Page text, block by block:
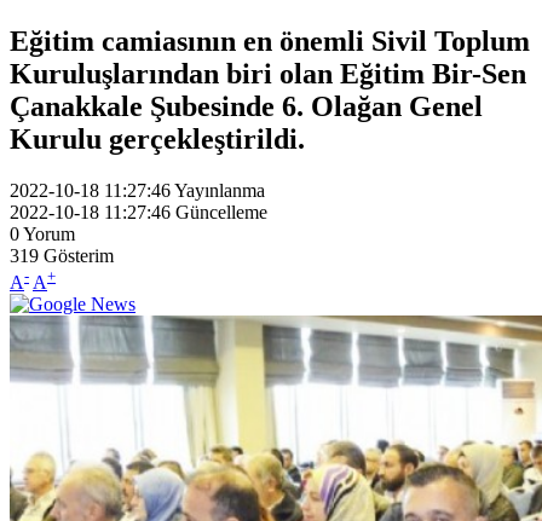
Eğitim camiasının en önemli Sivil Toplum
Kuruluşlarından biri olan Eğitim Bir-Sen
Çanakkale Şubesinde 6. Olağan Genel
Kurulu gerçekleştirildi.
2022-10-18 11:27:46Yayınlanma
2022-10-18 11:27:46 Güncelleme
0Yorum
319 Gösterim
A- A+